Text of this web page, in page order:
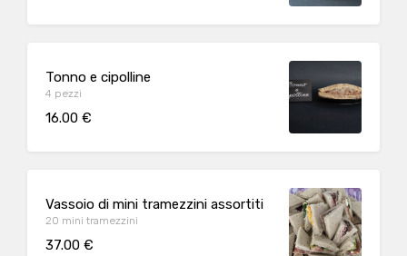
Tonno e cipolline
4 pezzi
16.00 €
Vassoio di mini tramezzini assortiti
20 mini tramezzini
37.00 €